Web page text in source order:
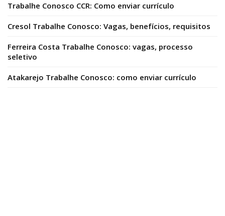
Trabalhe Conosco CCR: Como enviar currículo
Cresol Trabalhe Conosco: Vagas, benefícios, requisitos
Ferreira Costa Trabalhe Conosco: vagas, processo
seletivo
Atakarejo Trabalhe Conosco: como enviar currículo